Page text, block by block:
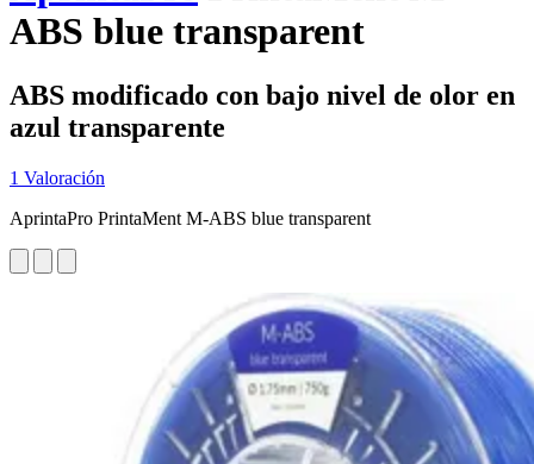
ABS blue transparent
ABS modificado con bajo nivel de olor en
azul transparente
1 Valoración
AprintaPro PrintaMent M-ABS blue transparent